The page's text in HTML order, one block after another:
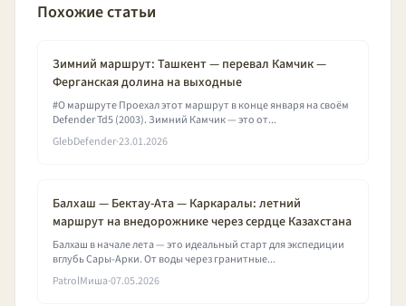
Похожие статьи
Зимний маршрут: Ташкент — перевал Камчик —
Ферганская долина на выходные
#О маршруте Проехал этот маршрут в конце января на своём
Defender Td5 (2003). Зимний Камчик — это от...
GlebDefender·23.01.2026
Балхаш — Бектау-Ата — Каркаралы: летний
маршрут на внедорожнике через сердце Казахстана
Балхаш в начале лета — это идеальный старт для экспедиции
вглубь Сары-Арки. От воды через гранитные...
PatrolМиша·07.05.2026